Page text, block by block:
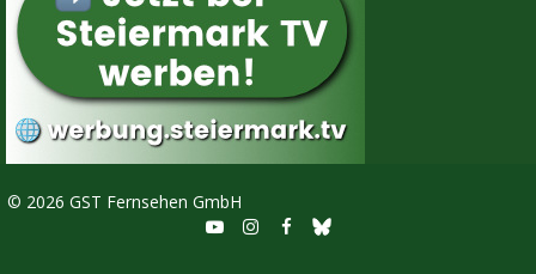
© 2026 GST Fernsehen GmbH
  